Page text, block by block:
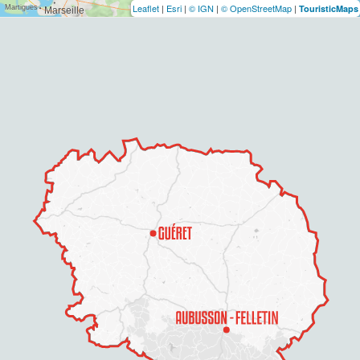
Leaflet | Esri | © IGN | © OpenStreetMap | TouristicMaps